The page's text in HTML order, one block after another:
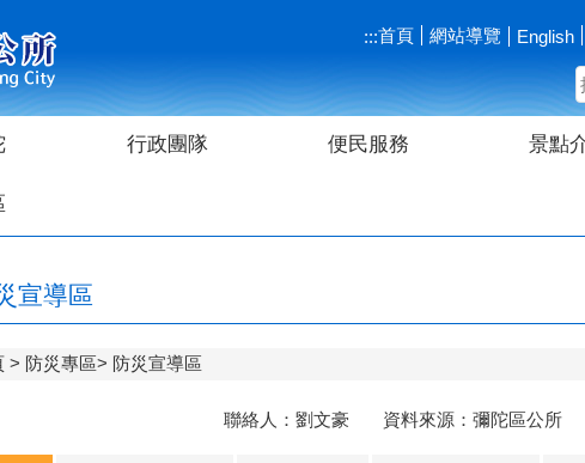
:::首頁 網站導覽 English
行政團隊 便民服務 景點
宣導區
防災專區 防災宣導區
聯絡人：劉文豪 資料來源：彌陀區公